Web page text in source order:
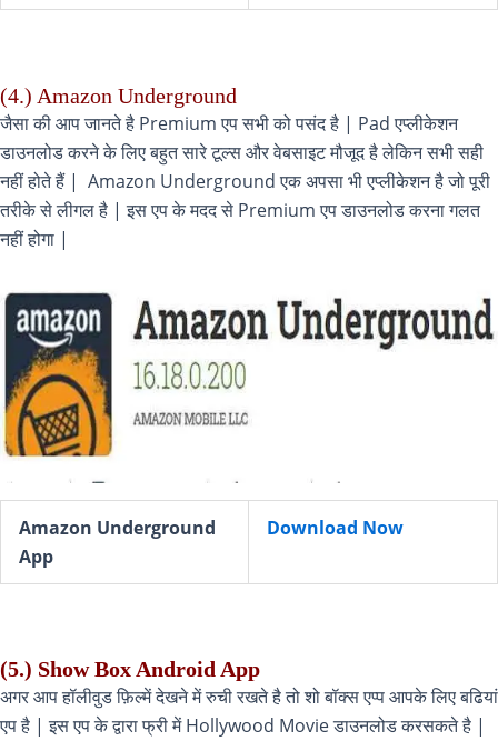
(4.) Amazon Underground
जैसा की आप जानते है Premium एप सभी को पसंद है | Pad एप्लीकेशन
डाउनलोड करने के लिए बहुत सारे टूल्स और वेबसाइट मौजूद है लेकिन सभी सही
नहीं होते हैं | Amazon Underground एक अपसा भी एप्लीकेशन है जो पूरी
तरीके से लीगल है | इस एप के मदद से Premium एप डाउनलोड करना गलत
नहीं होगा |
Amazon Underground
App
Download Now
(5.) Show Box Android App
अगर आप हॉलीवुड फ़िल्में देखने में रुची रखते है तो शो बॉक्स एप्प आपके लिए बढियां
एप है | इस एप के द्वारा फ्री में Hollywood Movie डाउनलोड करसकते है |